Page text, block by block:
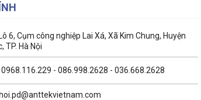
6, Cụm công nghiệp Lai Xá, Xã Kim Chung, Huyện
TP. Hà Nội
0968.116.229 - 086.998.2628 - 036.668.2628